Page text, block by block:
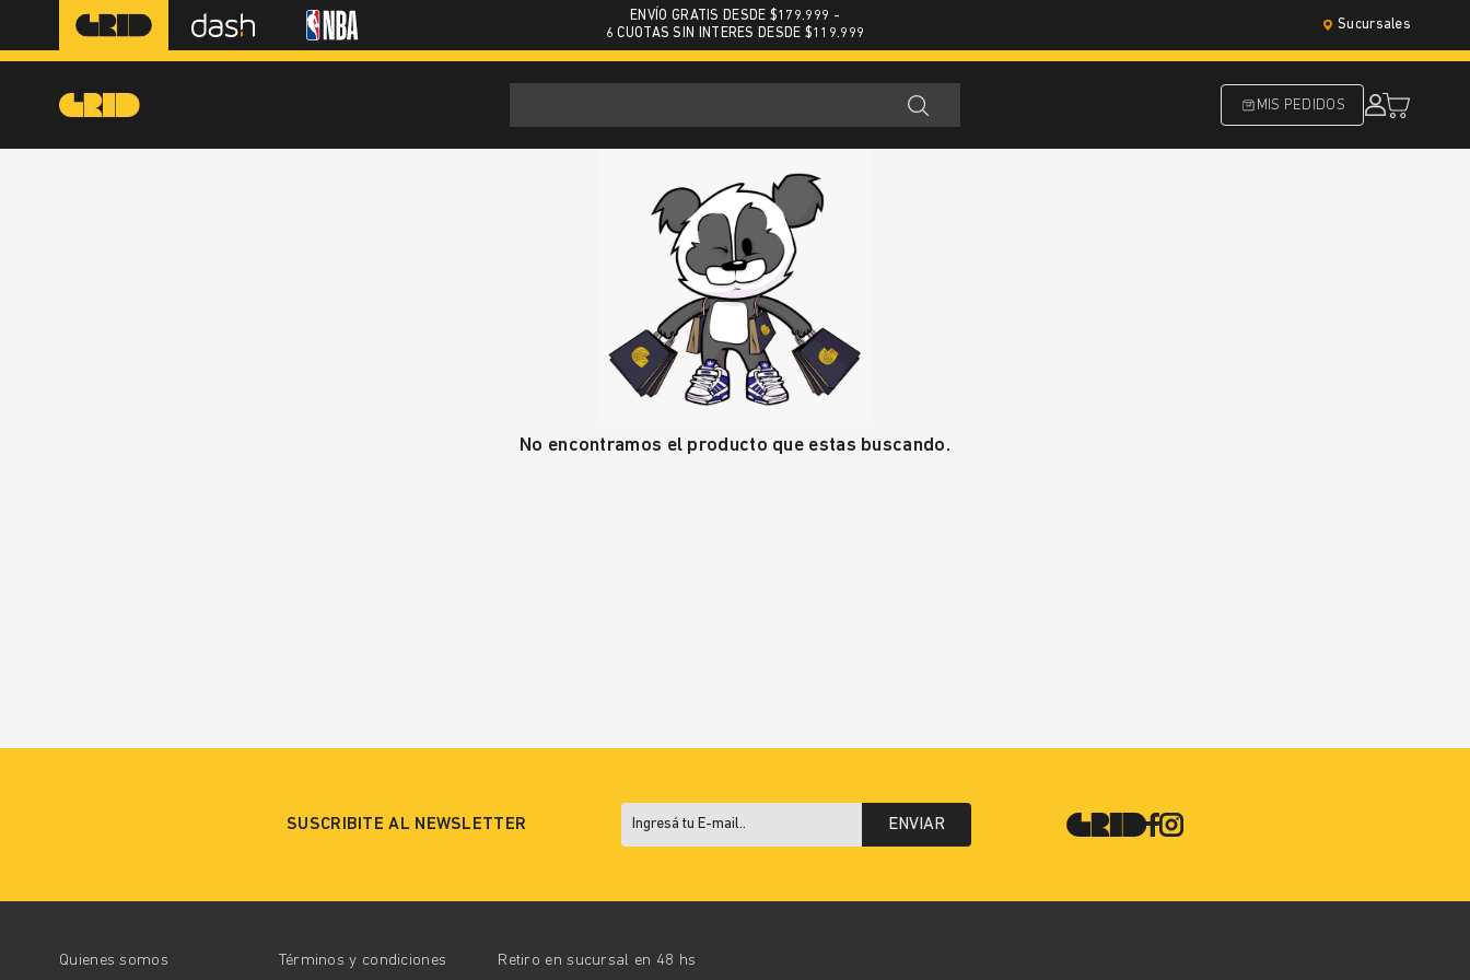
ENVÍO GRATIS DESDE $179.999 -
6 CUOTAS SIN INTERES DESDE $119.999
Sucursales
MIS PEDIDOS
No encontramos el producto que estas buscando.
SUSCRIBITE AL NEWSLETTER ENVIAR
Quienes somos Términos y condiciones Retiro en sucursal en 48 hs